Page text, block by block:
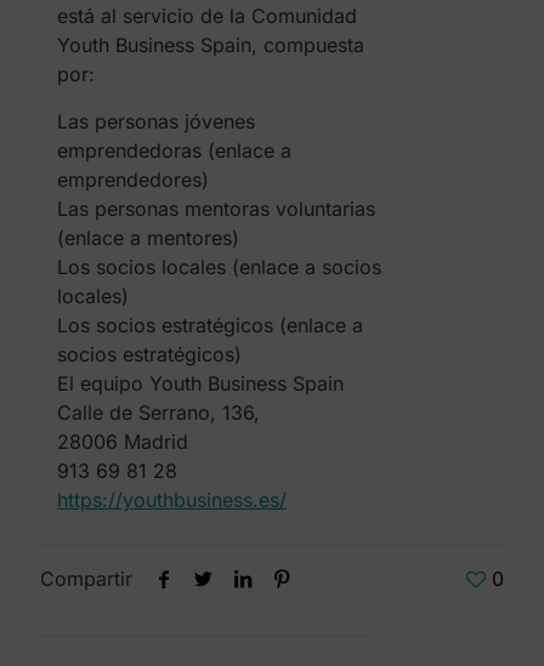
está al servicio de la Comunidad
Youth Business Spain, compuesta
por:
Las personas jóvenes
emprendedoras (enlace a
emprendedores)
Las personas mentoras voluntarias
(enlace a mentores)
Los socios locales (enlace a socios
locales)
Los socios estratégicos (enlace a
socios estratégicos)
El equipo Youth Business Spain
Calle de Serrano, 136,
28006 Madrid
913 69 81 28
https://youthbusiness.es/
Compartir 0